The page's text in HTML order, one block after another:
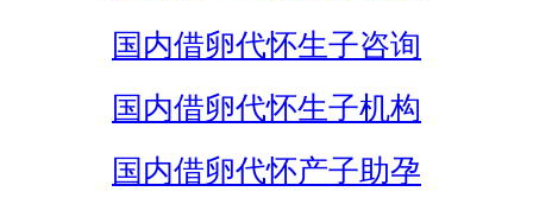
国内借卵代怀生子咨询
国内借卵代怀生子机构
国内借卵代怀产子助孕